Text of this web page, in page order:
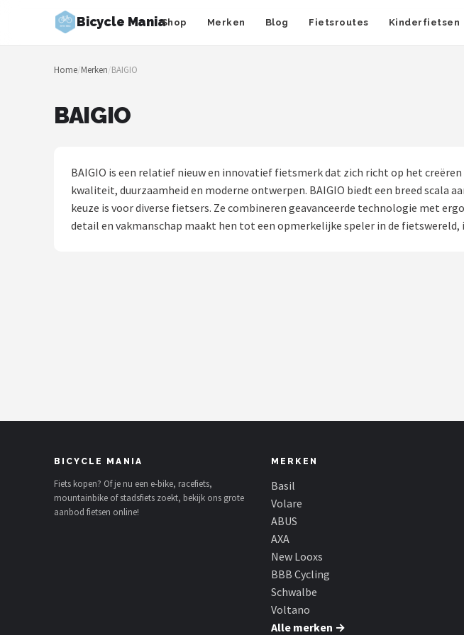
Bicycle ManiaShop Merken Blog Fietsroutes Kinderfietsen
Zoeken
NAVIGATIE
Fietsroutes
Volare
ABUS
Home/Merken/BAIGIO
BAIGIO
BAIGIO is een relatief nieuw en innovatief fietsmerk dat zich richt op het
kwaliteit, duurzaamheid en moderne ontwerpen. BAIGIO biedt een breed
keuze is voor diverse fietsers. Ze combineren geavanceerde technologie met
detail en vakmanschap maakt hen tot een opmerkelijke speler in de
BICYCLE MANIA
Fiets kopen? Of je nu een e-bike, racefiets,
mountainbike of stadsfiets zoekt, bekijk ons grote
aanbod fietsen online!
MERKEN
Basil
Volare
ABUS
AXA
New Looxs
BBB Cycling
Schwalbe
Voltano
Alle merken →